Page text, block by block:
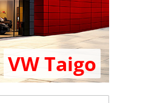
VW Taigo